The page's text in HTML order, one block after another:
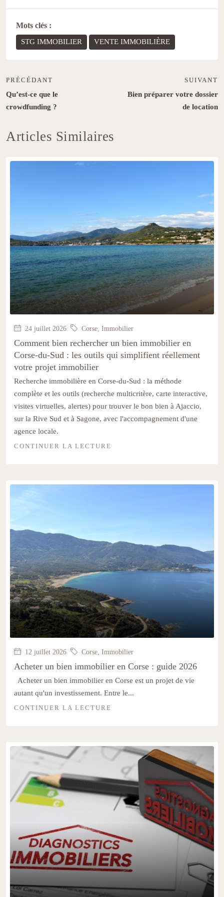
Mots clés :
STG IMMOBILIER VENTE IMMOBILIÈRE
PRÉCÉDANT
Qu’est-ce que le
crowdfunding ?
SUIVANT
Bien préparer votre dossier
de location
Articles Similaires
24 juillet 2026 Corse Immobilier
Comment bien rechercher un bien immobilier en
Corse-du-Sud : les outils qui simplifient réellement
votre projet immobilier
Recherche immobilière en Corse-du-Sud : la méthode
complète et les outils (recherche multicritère, carte interactive,
visites virtuelles, alertes) pour trouver le bon bien à Ajaccio,
sur la Rive Sud et à Sagone, avec l'accompagnement d'une
agence locale.
CONTINUER LA LECTURE
12 juillet 2026 Corse Immobilier
Acheter un bien immobilier en Corse : guide 2026
Acheter un bien immobilier en Corse est un projet de vie
autant qu'un investissement. Entre le...
CONTINUER LA LECTURE